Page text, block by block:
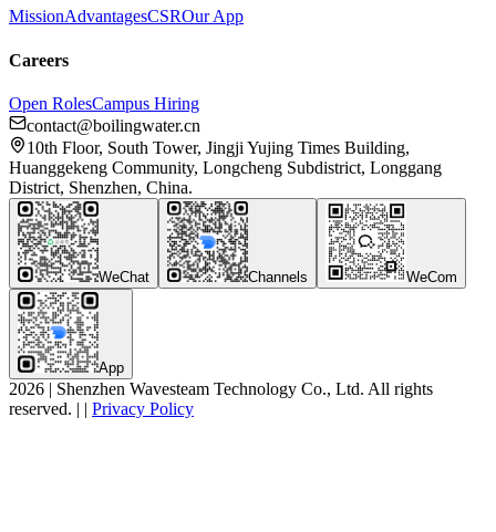
MissionAdvantagesCSROur App
Careers
Open RolesCampus Hiring
contact@boilingwater.cn
10th Floor, South Tower, Jingji Yujing Times Building,
Huanggekeng Community, Longcheng Subdistrict, Longgang
District, Shenzhen, China.
WeChat Channels WeCom
App
2026 | Shenzhen Wavesteam Technology Co., Ltd. All rights
reserved. | | Privacy Policy